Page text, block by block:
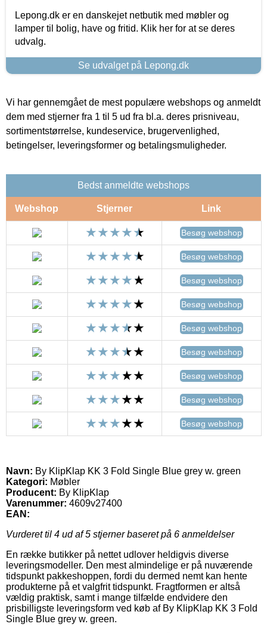
Lepong.dk er en danskejet netbutik med møbler og
lamper til bolig, have og fritid. Klik her for at se deres
udvalg.
Se udvalget på Lepong.dk
Vi har gennemgået de mest populære webshops og anmeldt
dem med stjerner fra 1 til 5 ud fra bl.a. deres prisniveau,
sortimentstørrelse, kundeservice, brugervenlighed,
betingelser, leveringsformer og betalingsmuligheder.
Bedst anmeldte webshops
Webshop Stjerner Link
Besøg webshop
Besøg webshop
Besøg webshop
Besøg webshop
Besøg webshop
Besøg webshop
Besøg webshop
Besøg webshop
Besøg webshop
Navn: By KlipKlap KK 3 Fold Single Blue grey w. green
Kategori: Møbler
Producent: By KlipKlap
Varenummer: 4609v27400
EAN:
Vurderet til 4 ud af 5 stjerner baseret på 6 anmeldelser
En række butikker på nettet udlover heldigvis diverse
leveringsmodeller. Den mest almindelige er på nuværende
tidspunkt pakkeshoppen, fordi du dermed nemt kan hente
produkterne på et valgfrit tidspunkt. Fragtformen er altså
vældig praktisk, samt i mange tilfælde endvidere den
prisbilligste leveringsform ved køb af By KlipKlap KK 3 Fold
Single Blue grey w. green.